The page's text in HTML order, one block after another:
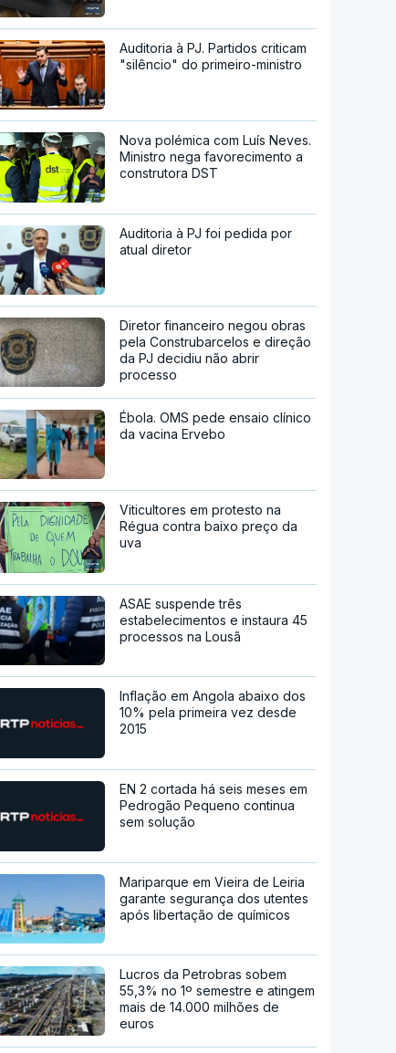
Auditoria à PJ. Partidos criticam
"silêncio" do primeiro-ministro
Nova polémica com Luís Neves.
Ministro nega favorecimento a
construtora DST
Auditoria à PJ foi pedida por
atual diretor
Diretor financeiro negou obras
pela Construbarcelos e direção
da PJ decidiu não abrir
processo
Ébola. OMS pede ensaio clínico
da vacina Ervebo
Viticultores em protesto na
Régua contra baixo preço da
uva
ASAE suspende três
estabelecimentos e instaura 45
processos na Lousã
Inflação em Angola abaixo dos
10% pela primeira vez desde
2015
EN 2 cortada há seis meses em
Pedrogão Pequeno continua
sem solução
Mariparque em Vieira de Leiria
garante segurança dos utentes
após libertação de químicos
Lucros da Petrobras sobem
55,3% no 1º semestre e atingem
mais de 14.000 milhões de
euros